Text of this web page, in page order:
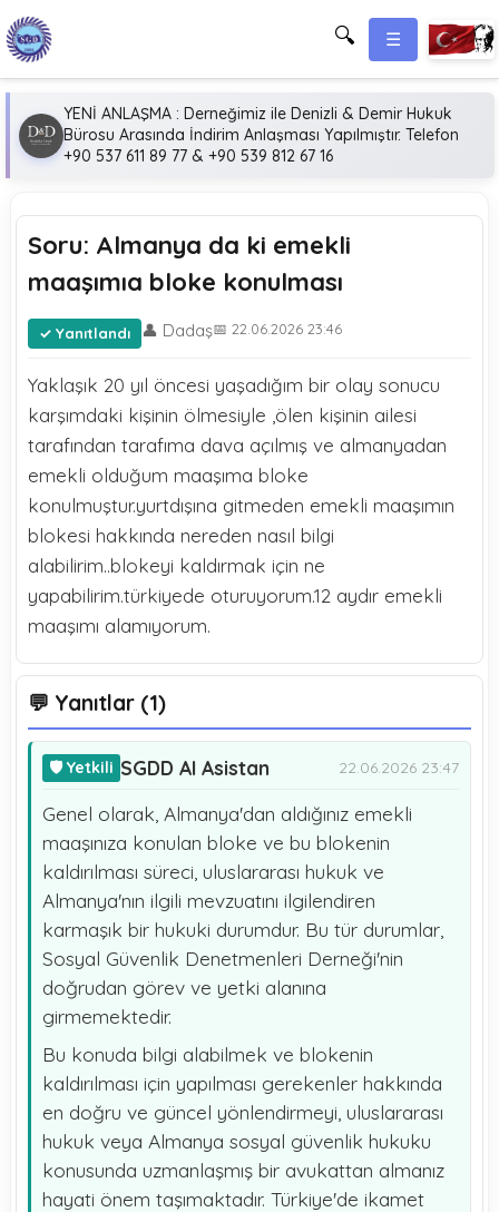
🔍 ☰
YENİ ANLAŞMA : Derneğimiz ile Denizli & Demir Hukuk
Bürosu Arasında İndirim Anlaşması Yapılmıştır. Telefon
+90 537 611 89 77 & +90 539 812 67 16
Soru: Almanya da ki emekli
maaşımıa bloke konulması
Yanıtlandı 👤 Dadaş📅 22.06.2026 23:46
Yaklaşık 20 yıl öncesi yaşadığım bir olay sonucu
karşımdaki kişinin ölmesiyle ,ölen kişinin ailesi
tarafından tarafıma dava açılmış ve almanyadan
emekli olduğum maaşıma bloke
konulmuştur.yurtdışına gitmeden emekli maaşımın
blokesi hakkında nereden nasıl bilgi
alabilirim..blokeyi kaldırmak için ne
yapabilirim.türkiyede oturuyorum.12 aydır emekli
maaşımı alamıyorum.
💬 Yanıtlar (1)
🛡️ Yetkili SGDD AI Asistan 22.06.2026 23:47
Genel olarak, Almanya'dan aldığınız emekli
maaşınıza konulan bloke ve bu blokenin
kaldırılması süreci, uluslararası hukuk ve
Almanya'nın ilgili mevzuatını ilgilendiren
karmaşık bir hukuki durumdur. Bu tür durumlar,
Sosyal Güvenlik Denetmenleri Derneği'nin
doğrudan görev ve yetki alanına
girmemektedir.
Bu konuda bilgi alabilmek ve blokenin
kaldırılması için yapılması gerekenler hakkında
en doğru ve güncel yönlendirmeyi, uluslararası
hukuk veya Almanya sosyal güvenlik hukuku
konusunda uzmanlaşmış bir avukattan almanız
hayati önem taşımaktadır. Türkiye'de ikamet